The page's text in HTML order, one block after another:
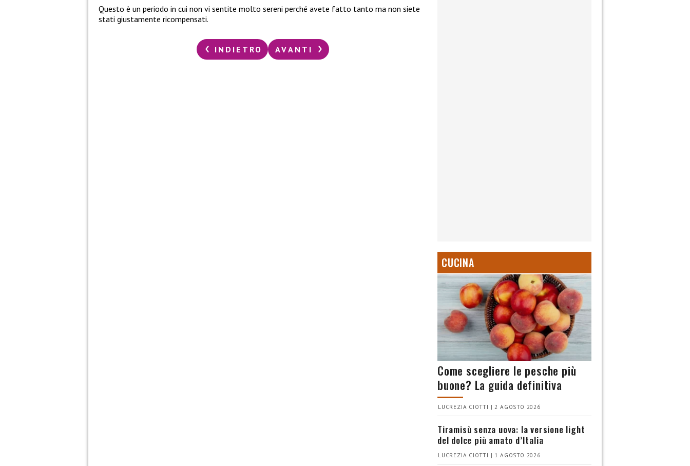
Questo è un periodo in cui non vi sentite molto sereni perché avete fatto tanto ma non siete
stati giustamente ricompensati.
INDIETRO AVANTI
CUCINA
Come scegliere le pesche più
buone? La guida definitiva
LUCREZIA CIOTTI | 2 AGOSTO 2026
Tiramisù senza uova: la versione light
del dolce più amato d’Italia
LUCREZIA CIOTTI | 1 AGOSTO 2026